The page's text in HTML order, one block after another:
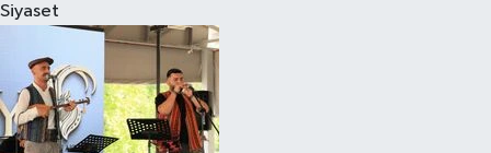
Siyaset